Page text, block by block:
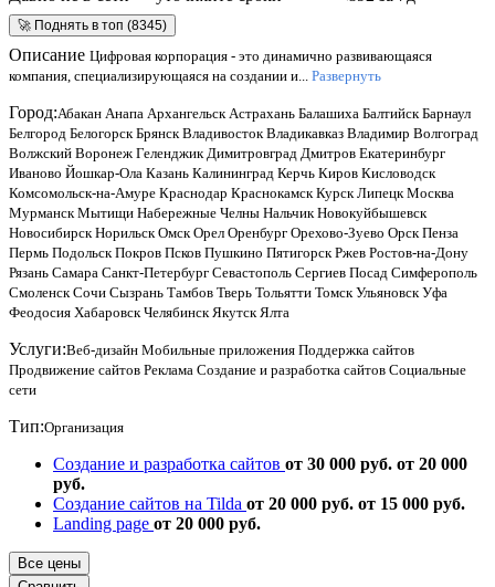
🚀 Поднять в топ (8345)
Описание Цифровая корпорация - это динамично развивающаяся
компания, специализирующаяся на создании и... Развернуть
Город:Абакан Анапа Архангельск Астрахань Балашиха Балтийск Барнаул
Белгород Белогорск Брянск Владивосток Владикавказ Владимир Волгоград
Волжский Воронеж Геленджик Димитровград Дмитров Екатеринбург
Иваново Йошкар-Ола Казань Калининград Керчь Киров Кисловодск
Комсомольск-на-Амуре Краснодар Краснокамск Курск Липецк Москва
Мурманск Мытищи Набережные Челны Нальчик Новокуйбышевск
Новосибирск Норильск Омск Орел Оренбург Орехово-Зуево Орск Пенза
Пермь Подольск Покров Псков Пушкино Пятигорск Ржев Ростов-на-Дону
Рязань Самара Санкт-Петербург Севастополь Сергиев Посад Симферополь
Смоленск Сочи Сызрань Тамбов Тверь Тольятти Томск Ульяновск Уфа
Феодосия Хабаровск Челябинск Якутск Ялта
Услуги:Веб-дизайн Мобильные приложения Поддержка сайтов
Продвижение сайтов Реклама Создание и разработка сайтов Социальные
сети
Тип:Организация
Создание и разработка сайтов от 30 000 руб. от 20 000
руб.
Создание сайтов на Tilda от 20 000 руб. от 15 000 руб.
Landing page от 20 000 руб.
Все цены